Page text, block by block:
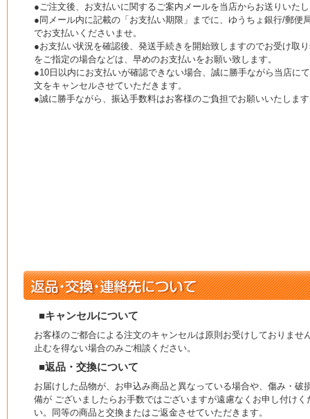
●ご注文後、お支払いに関するご案内メールを当店からお送りいた
●同メール内に記載の「お支払い期限」までに、ゆうちょ銀行/郵便
でお支払いくださいませ。
●お支払い状況を確認後、発送手続きを開始致しますのでお受け取
をご指定の場合などは、早めのお支払いをお願い致します。
●10日以内にお支払いが確認できない場合、誠に勝手ながら当店に
文をキャンセルさせていただきます。
●誠に勝手ながら、振込手数料はお客様のご負担でお願いいたしま
■キャンセルについて
お客様のご都合による注文のキャンセルは原則お受けしておりませ
止むを得ない場合のみご相談ください。
■返品・交換について
お届けした品物が、お申込み商品と異なっている場合や、傷み・破
備が ございましたらお手数ではございますが遠慮なくお申し付けく
い。同等の商品と交換またはご返金させていただきます。